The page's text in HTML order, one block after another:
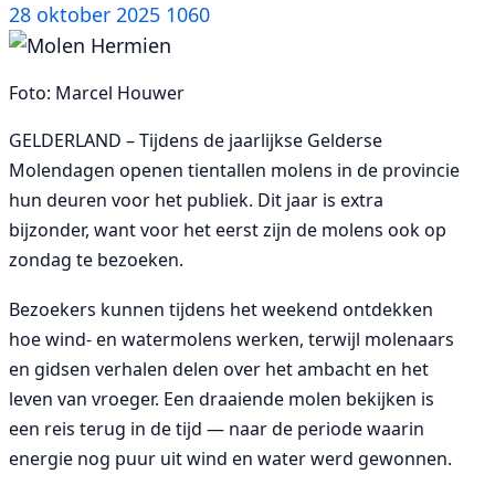
28 oktober 2025 1060
Foto: Marcel Houwer
GELDERLAND – Tijdens de jaarlijkse Gelderse
Molendagen openen tientallen molens in de provincie
hun deuren voor het publiek. Dit jaar is extra
bijzonder, want voor het eerst zijn de molens ook op
zondag te bezoeken.
Bezoekers kunnen tijdens het weekend ontdekken
hoe wind- en watermolens werken, terwijl molenaars
en gidsen verhalen delen over het ambacht en het
leven van vroeger. Een draaiende molen bekijken is
een reis terug in de tijd — naar de periode waarin
energie nog puur uit wind en water werd gewonnen.